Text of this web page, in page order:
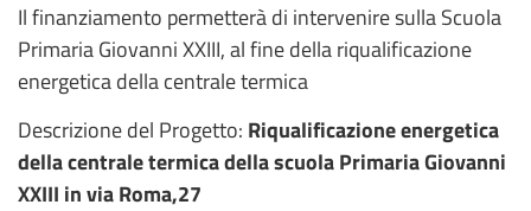
Il finanziamento permetterà di intervenire sulla Scuola
Primaria Giovanni XXIII, al fine della riqualificazione
energetica della centrale termica
Descrizione del Progetto: Riqualificazione energetica
della centrale termica della scuola Primaria Giovanni
XXIII in via Roma,27